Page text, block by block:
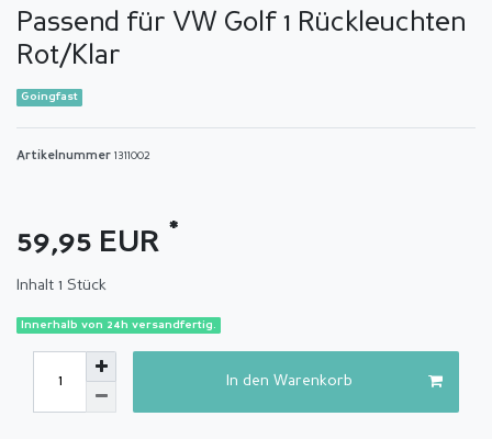
Passend für VW Golf 1 Rückleuchten
Rot/Klar
Goingfast
Artikelnummer 1311002
59,95 EUR *
Inhalt 1 Stück
Innerhalb von 24h versandfertig.
In den Warenkorb